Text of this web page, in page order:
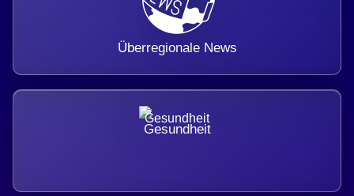
Überregionale News
Gesundheit